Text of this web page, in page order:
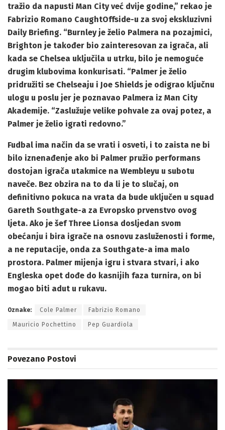
tražio da napusti Man City već dvije godine,” rekao je
Fabrizio Romano CaughtOffside-u za svoj ekskluzivni
Daily Briefing. “Burnley je želio Palmera na pozajmici,
Brighton je također bio zainteresovan za igrača, ali
kada se Chelsea uključila u utrku, bilo je nemoguće
drugim klubovima konkurisati. “Palmer je želio
pridružiti se Chelseaju i Joe Shields je odigrao ključnu
ulogu u poslu jer je poznavao Palmera iz Man City
Akademije. “Zaslužuje velike pohvale za ovaj potez, a
Palmer je želio igrati redovno.”
Fudbal ima način da se vrati i osveti, i to zaista ne bi
bilo iznenađenje ako bi Palmer pružio performans
dostojan igrača utakmice na Wembleyu u subotu
naveče. Bez obzira na to da li je to slučaj, on
definitivno pokuca na vrata da bude uključen u squad
Gareth Southgate-a za Evropsko prvenstvo ovog
ljeta. Ako je šef Three Lionsa dosljedan svom
obećanju i bira igrače na osnovu zasluženosti i forme,
a ne reputacije, onda za Southgate-a ima malo
prostora. Palmer mijenja igru i stvara stvari, i ako
Engleska opet dođe do kasnijih faza turnira, on bi
mogao biti adut u rukavu.
Oznake: Cole Palmer Fabrizio Romano
Mauricio Pochettino Pep Guardiola
Povezano Postovi